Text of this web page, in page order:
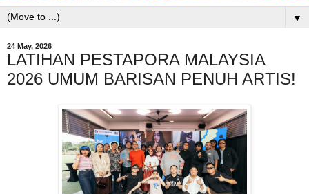
▼
24 May, 2026
LATIHAN PESTAPORA MALAYSIA
2026 UMUM BARISAN PENUH ARTIS!